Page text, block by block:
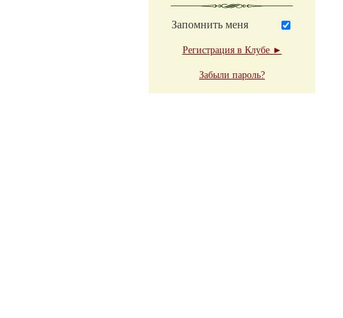
Запомнить меня
Регистрация в Клубе ►
Забыли пароль?